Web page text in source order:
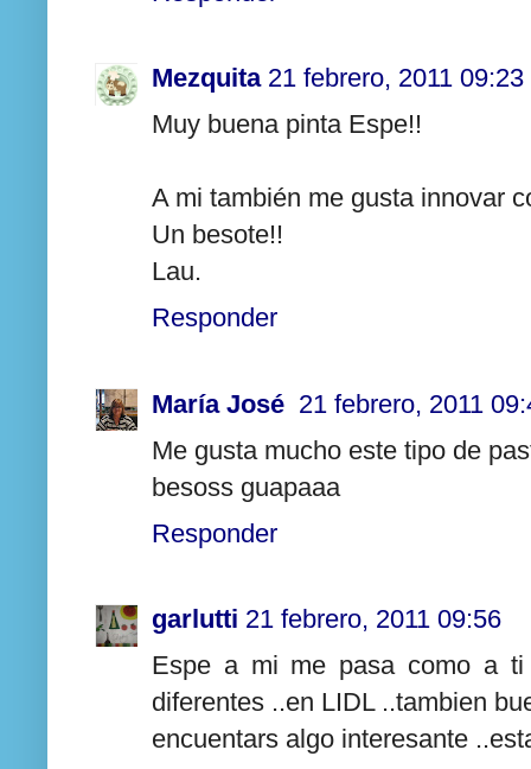
Mezquita 21 febrero, 2011 09:23
Muy buena pinta Espe!!
A mi también me gusta innovar
Un besote!!
Lau.
Responder
María José 21 febrero, 2011
Me gusta mucho este tipo de
besoss guapaaa
Responder
garlutti 21 febrero, 2011 09:56
Espe a mi me pasa como a ti
diferentes ..en LIDL ..tambien
encuentars algo interesante